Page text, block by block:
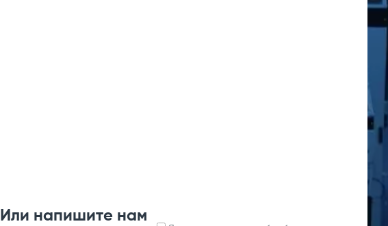
Или напишите нам